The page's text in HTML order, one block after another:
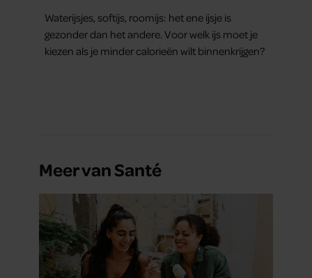
Waterijsjes, softijs, roomijs: het ene ijsje is
gezonder dan het andere. Voor welk ijs moet je
kiezen als je minder calorieën wilt binnenkrijgen?
Meer van Santé